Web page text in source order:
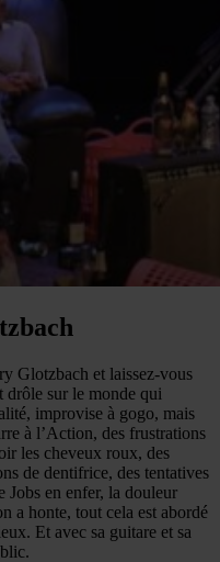
Glotzbach et laissez-vous
drôle sur le monde qui
improvise à gogo, mais
à l’Action, des frustrations
les cheveux roux, des
de dentifrice, des tentatives
Jobs en enfer, la douleur
a honte, tout cela est abordé
Et avec sa guitare et sa